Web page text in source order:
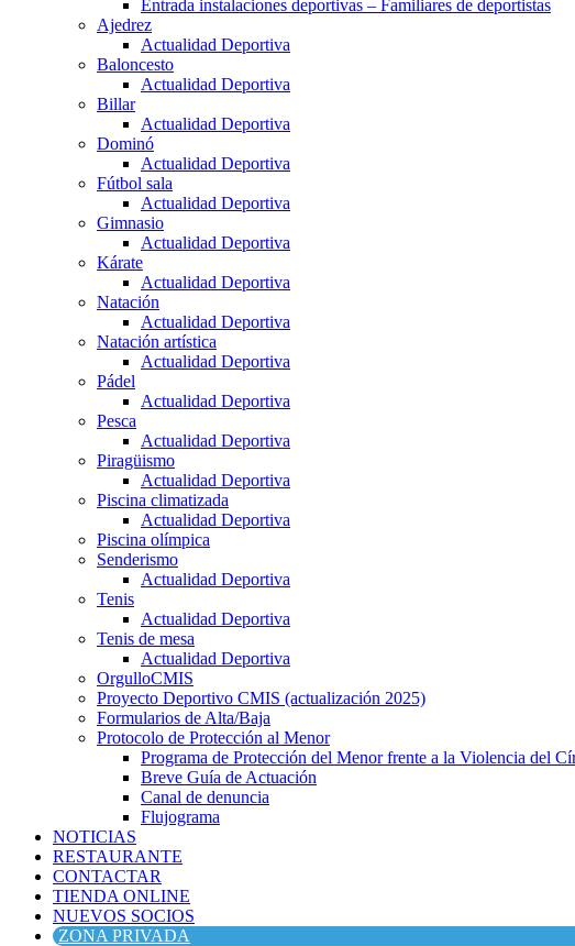
Entrada instalaciones deportivas – Familiares de deportistas
Ajedrez
Actualidad Deportiva
Baloncesto
Actualidad Deportiva
Billar
Actualidad Deportiva
Dominó
Actualidad Deportiva
Fútbol sala
Actualidad Deportiva
Gimnasio
Actualidad Deportiva
Kárate
Actualidad Deportiva
Natación
Actualidad Deportiva
Natación artística
Actualidad Deportiva
Pádel
Actualidad Deportiva
Pesca
Actualidad Deportiva
Piragüismo
Actualidad Deportiva
Piscina climatizada
Actualidad Deportiva
Piscina olímpica
Senderismo
Actualidad Deportiva
Tenis
Actualidad Deportiva
Tenis de mesa
Actualidad Deportiva
OrgulloCMIS
Proyecto Deportivo CMIS (actualización 2025)
Formularios de Alta/Baja
Protocolo de Protección al Menor
Programa de Protección del Menor frente a la Violencia del
Breve Guía de Actuación
Canal de denuncia
Flujograma
NOTICIAS
RESTAURANTE
CONTACTAR
TIENDA ONLINE
NUEVOS SOCIOS
ZONA PRIVADA